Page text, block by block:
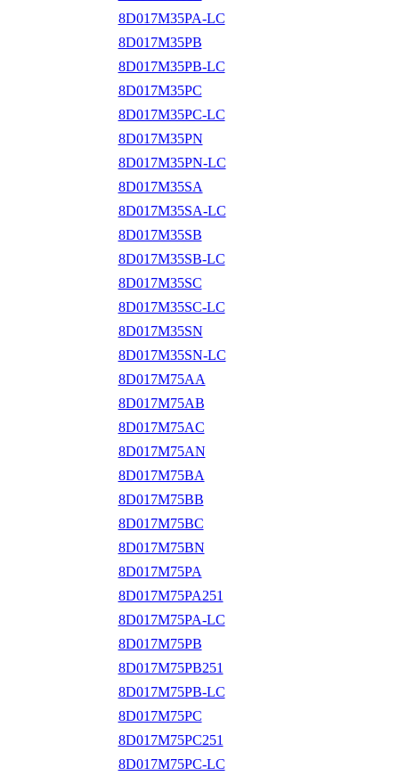
8D017M35PA-LC
8D017M35PB
8D017M35PB-LC
8D017M35PC
8D017M35PC-LC
8D017M35PN
8D017M35PN-LC
8D017M35SA
8D017M35SA-LC
8D017M35SB
8D017M35SB-LC
8D017M35SC
8D017M35SC-LC
8D017M35SN
8D017M35SN-LC
8D017M75AA
8D017M75AB
8D017M75AC
8D017M75AN
8D017M75BA
8D017M75BB
8D017M75BC
8D017M75BN
8D017M75PA
8D017M75PA251
8D017M75PA-LC
8D017M75PB
8D017M75PB251
8D017M75PB-LC
8D017M75PC
8D017M75PC251
8D017M75PC-LC